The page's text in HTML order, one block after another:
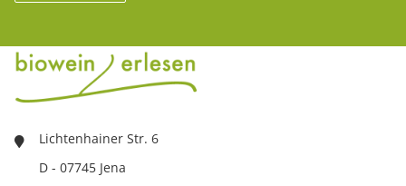
Lichtenhainer Str. 6
D - 07745 Jena